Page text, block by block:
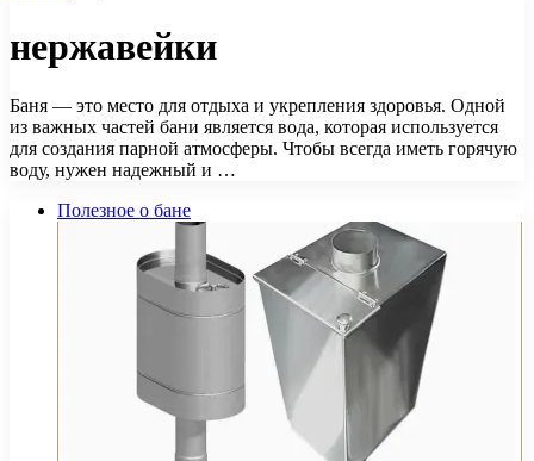
нержавейки
Баня — это место для отдыха и укрепления здоровья. Одной
из важных частей бани является вода, которая используется
для создания парной атмосферы. Чтобы всегда иметь горячую
воду, нужен надежный и …
Полезное о бане